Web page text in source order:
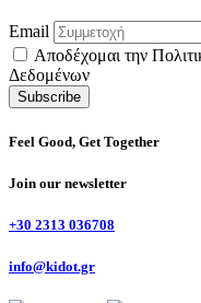
Email
Αποδέχομαι την
Δεδομένων
Feel Good, Get Together
Join our newsletter
+30 2313 036708
info@kidot.gr